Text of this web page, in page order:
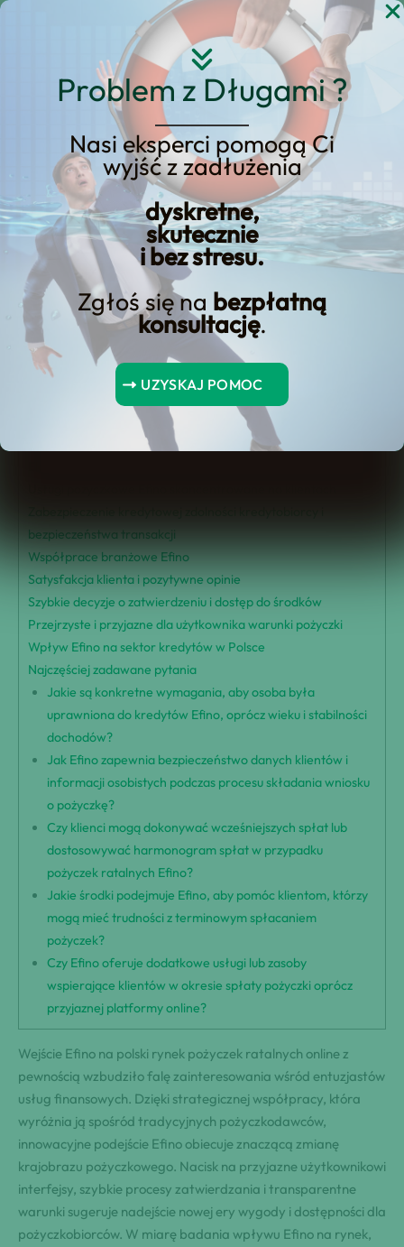
Problem z Długami ?
Nasi eksperci pomogą Ci
wyjść z zadłużenia
dyskretne,
skutecznie
i bez stresu.
Zgłoś się na bezpłatną
konsultację.
UZYSKAJ POMOC
Przejdź
Efino rewolucjonizuje
online pożyczki ratalne w
Polsce
Spis Treści
Podsumowanie kluczowych wniosków
Innowacyjne podejście Efino do pożyczek
Bezproblemowy proces składania wniosku o pożyczkę online
bezpieczeństwa transakcji
Współprace branżowe Efino
Satysfakcja klienta i pozytywne opinie
Szybkie decyzje o zatwierdzeniu i dostęp do środków
Przejrzyste i przyjazne dla użytkownika warunki pożyczki
Wpływ Efino na sektor kredytów w Polsce
Najczęściej zadawane pytania
Jakie są konkretne wymagania, aby osoba była
uprawniona do kredytów Efino, oprócz wieku i stabilności
dochodów?
Jak Efino zapewnia bezpieczeństwo danych klientów i
informacji osobistych podczas procesu składania wniosku
o pożyczkę?
Czy klienci mogą dokonywać wcześniejszych spłat lub
dostosowywać harmonogram spłat w przypadku
pożyczek ratalnych Efino?
Jakie środki podejmuje Efino, aby pomóc klientom, którzy
mogą mieć trudności z terminowym spłacaniem
pożyczek?
Czy Efino oferuje dodatkowe usługi lub zasoby
wspierające klientów w okresie spłaty pożyczki oprócz
przyjaznej platformy online?
Wejście Efino na polski rynek pożyczek ratalnych online z
pewnością wzbudziło falę zainteresowania wśród entuzjastów
usług finansowych. Dzięki strategicznej współpracy, która
wyróżnia ją spośród tradycyjnych pożyczkodawców,
innowacyjne podejście Efino obiecuje znaczącą zmianę
krajobrazu pożyczkowego. Nacisk na przyjazne użytkownikowi
interfejsy, szybkie procesy zatwierdzania i transparentne
warunki sugeruje nadejście nowej ery wygody i dostępności dla
pożyczkobiorców. W miarę badania wpływu Efino na rynek,